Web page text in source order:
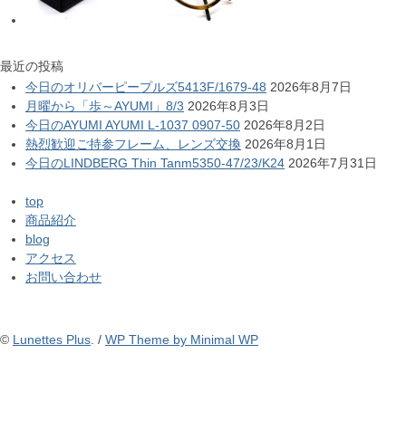
最近の投稿
今日のオリバーピープルズ5413F/1679-48 2026年8月7日
月曜から「歩～AYUMI」8/3 2026年8月3日
今日のAYUMI AYUMI L-1037 0907-50 2026年8月2日
熱烈歓迎ご持参フレーム、レンズ交換 2026年8月1日
今日のLINDBERG Thin Tanm5350-47/23/K24 2026年7月31日
top
商品紹介
blog
アクセス
お問い合わせ
© Lunettes Plus . / WP Theme by Minimal WP